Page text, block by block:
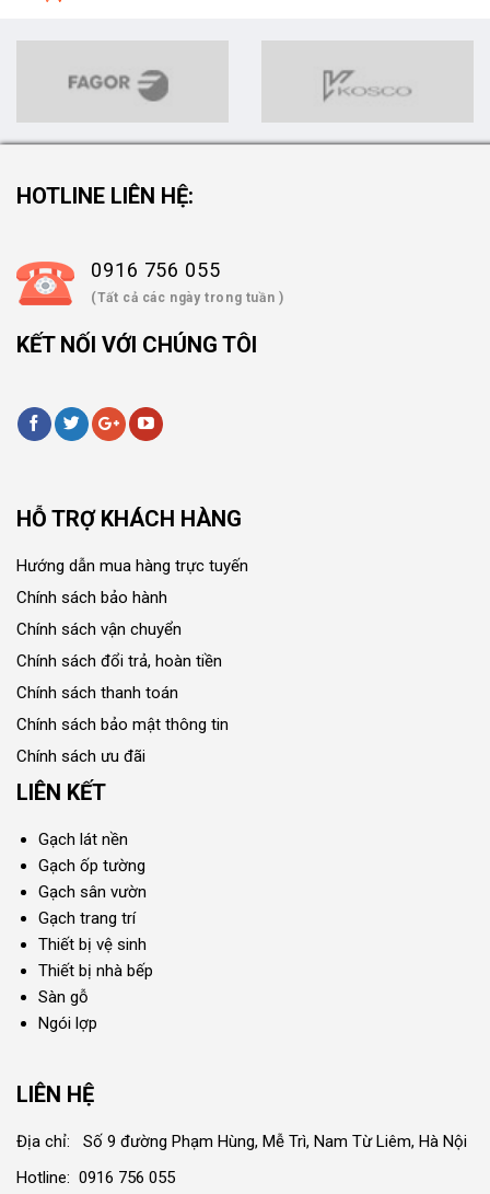
HOTLINE LIÊN HỆ:
0916 756 055
(Tất cả các ngày trong tuần )
KẾT NỐI VỚI CHÚNG TÔI
HỖ TRỢ KHÁCH HÀNG
Hướng dẫn mua hàng trực tuyến
Chính sách bảo hành
Chính sách vận chuyển
Chính sách đổi trả, hoàn tiền
Chính sách thanh toán
Chính sách bảo mật thông tin
Chính sách ưu đãi
LIÊN KẾT
Gạch lát nền
Gạch ốp tường
Gạch sân vườn
Gạch trang trí
Thiết bị vệ sinh
Thiết bị nhà bếp
Sàn gỗ
Ngói lợp
LIÊN HỆ
Địa chỉ: Số 9 đường Phạm Hùng, Mễ Trì, Nam Từ Liêm, Hà Nội
Hotline: 0916 756 055